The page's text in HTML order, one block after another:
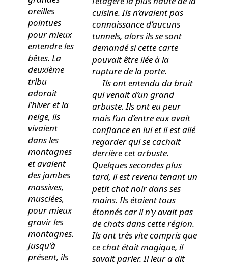
oreilles
pointues
pour mieux
entendre les
bêtes. La
deuxième
tribu
adorait
l’hiver et la
neige, ils
vivaient
dans les
montagnes
et avaient
des jambes
massives,
musclées,
pour mieux
gravir les
montagnes.
Jusqu’à
présent, ils
cuisine. Ils n’avaient pas
connaissance d’aucuns
tunnels, alors ils se sont
demandé si cette carte
pouvait être liée à la
rupture de la porte.
Ils ont entendu du bruit
qui venait d’un grand
arbuste. Ils ont eu peur
mais l’un d’entre eux avait
confiance en lui et il est allé
regarder qui se cachait
derrière cet arbuste.
Quelques secondes plus
tard, il est revenu tenant un
petit chat noir dans ses
mains. Ils étaient tous
étonnés car il n’y avait pas
de chats dans cette région.
Ils ont très vite compris que
ce chat était magique, il
savait parler. Il leur a dit